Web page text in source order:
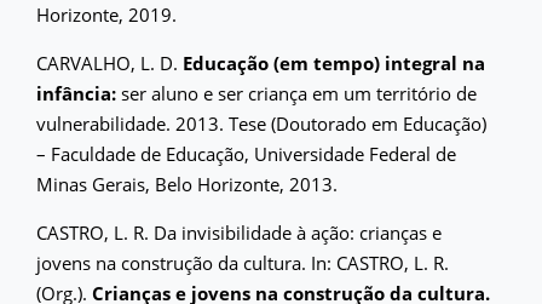
Horizonte, 2019.
CARVALHO, L. D. Educação (em tempo) integral na
infância: ser aluno e ser criança em um território de
vulnerabilidade. 2013. Tese (Doutorado em Educação)
– Faculdade de Educação, Universidade Federal de
Minas Gerais, Belo Horizonte, 2013.
CASTRO, L. R. Da invisibilidade à ação: crianças e
jovens na construção da cultura. In: CASTRO, L. R.
(Org.). Crianças e jovens na construção da cultura.